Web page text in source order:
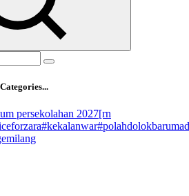
persekolahan 2027[rn
#kekalanwar